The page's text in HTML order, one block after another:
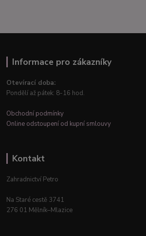
Informace pro zákazníky
Otevírací doba:
Pondělí až pátek: 8-16 hod.
Obchodní podmínky
Online odstoupení od kupní smlouvy
Kontakt
Zahradnictví Petro
Na Staré cestě 3741
276 01 Mělník–Mlazice